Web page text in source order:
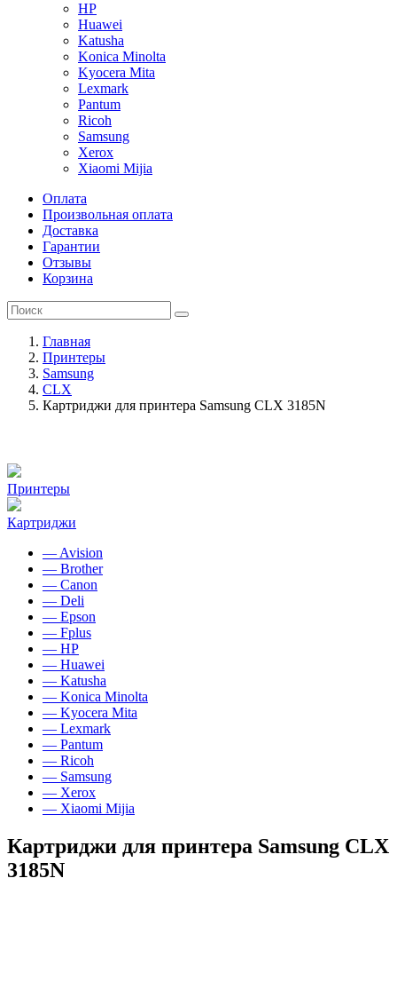
HP
Huawei
Katusha
Konica Minolta
Kyocera Mita
Lexmark
Pantum
Ricoh
Samsung
Xerox
Xiaomi Mijia
Оплата
Произвольная оплата
Доставка
Гарантии
Отзывы
Корзина
Главная
Принтеры
Samsung
CLX
Картриджи для принтера Samsung CLX 3185N
Принтеры
Картриджи
— Avision
— Brother
— Canon
— Deli
— Epson
— Fplus
— HP
— Huawei
— Katusha
— Konica Minolta
— Kyocera Mita
— Lexmark
— Pantum
— Ricoh
— Samsung
— Xerox
— Xiaomi Mijia
Картриджи для принтера Samsung CLX
3185N